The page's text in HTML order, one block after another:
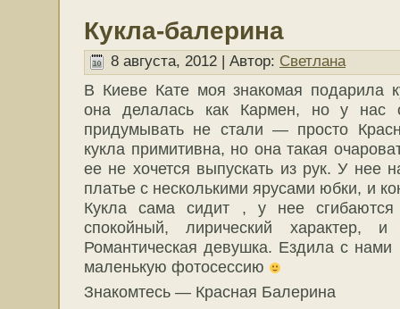
Кукла-балерина
8 августа, 2012 | Автор: Светлана
В Киеве Кате моя знакомая подарила
она делалась как Кармен, но у нас
придумывать не стали — просто
кукла примитивна, но она такая
ее не хочется выпускать из рук. У нее
платье с несколькими ярусами юбки, и
Кукла сама сидит , у нее
спокойный, лирический
Романтическая девушка. Ездила с нами
маленькую фотосессию
Знакомтесь — Красная Балерина